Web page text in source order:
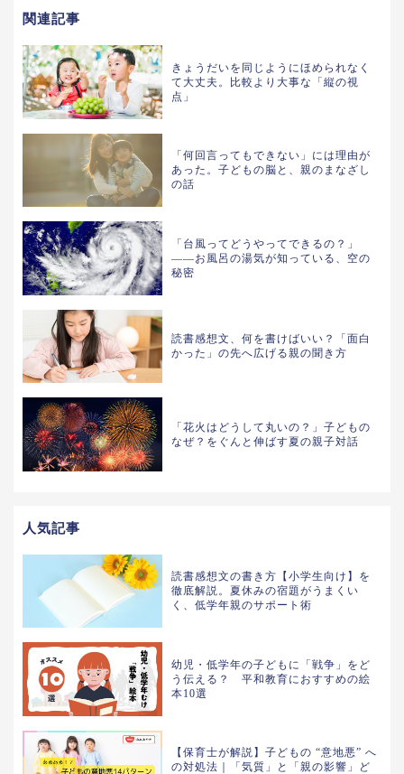
関連記事
きょうだいを同じようにほめられなく
て大丈夫。比較より大事な「縦の視
点」
「何回言ってもできない」には理由が
あった。子どもの脳と、親のまなざし
の話
「台風ってどうやってできるの？」
——お風呂の湯気が知っている、空の
秘密
読書感想文、何を書けばいい？「面白
かった」の先へ広げる親の聞き方
「花火はどうして丸いの？」子どもの
なぜ？をぐんと伸ばす夏の親子対話
人気記事
読書感想文の書き方【小学生向け】を
徹底解説。夏休みの宿題がうまくい
く、低学年親のサポート術
幼児・低学年の子どもに「戦争」をど
う伝える？ 平和教育におすすめの絵
本10選
【保育士が解説】子どもの “意地悪” へ
の対処法｜「気質」と「親の影響」ど